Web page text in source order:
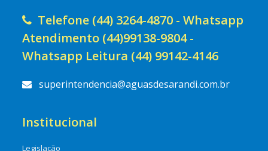
Telefone (44) 3264-4870 - Whatsapp
Atendimento (44)99138-9804 -
Whatsapp Leitura (44) 99142-4146
superintendencia@aguasdesarandi.com.br
Institucional
Legislação